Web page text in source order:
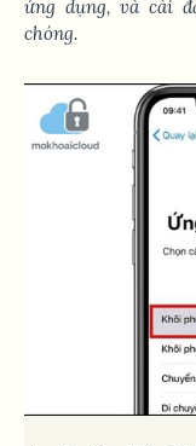
ứng dụng, và cài
chóng.